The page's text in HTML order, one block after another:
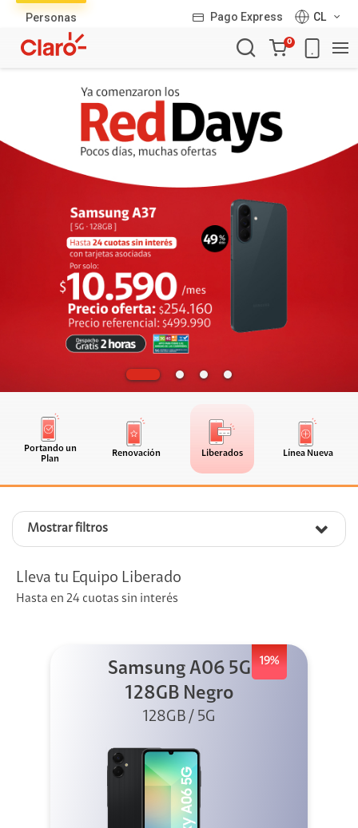
Personas Pago Express
CL
Carro
de
0
Portando un
Plan
Renovación Liberados Línea Nueva
Mostrar filtros
productos
Lleva tu Equipo Liberado
Hasta en 24 cuotas sin interés
19%
Samsung A06 5G
128GB Negro
128GB / 5G